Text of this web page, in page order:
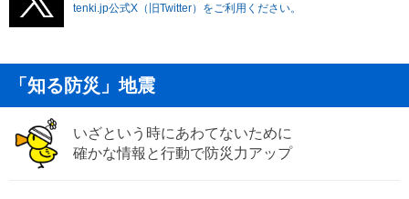
tenki.jp公式X（旧Twitter）をご利用ください。
「知る防災」地震
いざという時にあわてないために
確かな情報と行動で防災力アップ